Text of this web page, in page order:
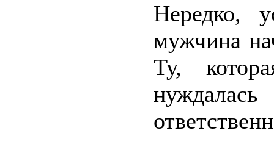
Нередко,
мужчина
Ту,